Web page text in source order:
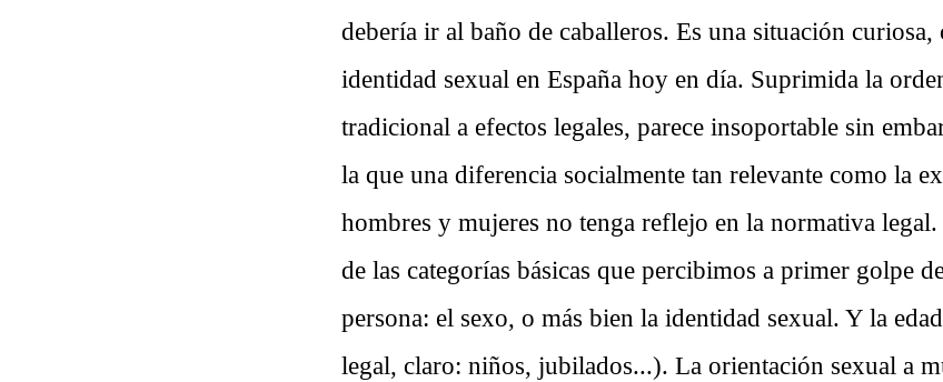
debería ir al baño de caballeros. Es una situación curiosa,
identidad sexual en España hoy en día. Suprimida la
tradicional a efectos legales, parece insoportable sin
la que una diferencia socialmente tan relevante como la
hombres y mujeres no tenga reflejo en la normativa legal.
de las categorías básicas que percibimos a primer golpe
persona: el sexo, o más bien la identidad sexual. Y la
legal, claro: niños, jubilados...). La orientación sexual a